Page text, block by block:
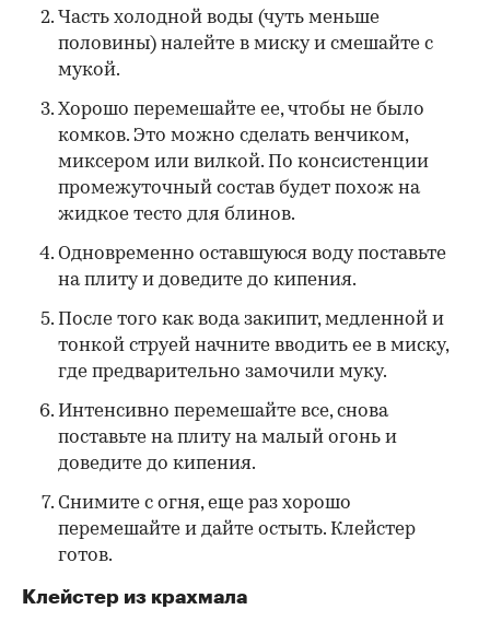
Часть холодной воды (чуть меньше
половины) налейте в миску и смешайте с
мукой.
Хорошо перемешайте ее, чтобы не было
комков. Это можно сделать венчиком,
миксером или вилкой. По консистенции
промежуточный состав будет похож на
жидкое тесто для блинов.
Одновременно оставшуюся воду поставьте
на плиту и доведите до кипения.
После того как вода закипит, медленной и
тонкой струей начните вводить ее в миску,
где предварительно замочили муку.
Интенсивно перемешайте все, снова
поставьте на плиту на малый огонь и
доведите до кипения.
Снимите с огня, еще раз хорошо
перемешайте и дайте остыть. Клейстер
готов.
Клейстер из крахмала